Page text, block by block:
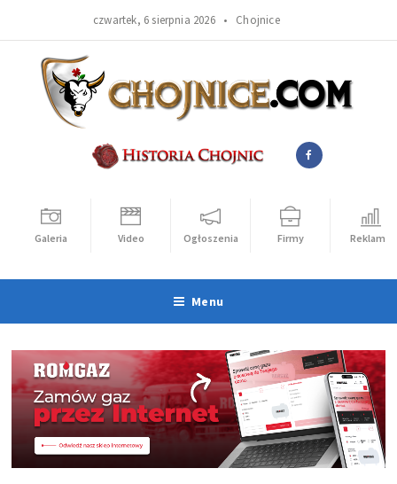
czwartek, 6 sierpnia 2026 • Chojnice
Galeria Video Ogłoszenia Firmy Reklama
Menu